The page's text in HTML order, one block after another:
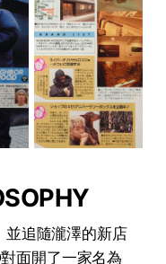
並追隨瀧澤的新店
面開了一家名為